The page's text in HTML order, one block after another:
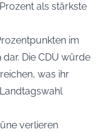
als stärkste
im
Die CDU würde
was ihr
verlieren